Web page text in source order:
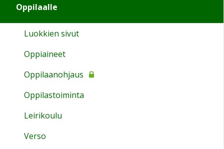
Oppilaalle
Luokkien sivut
Oppiaineet
Oppilaanohjaus
Oppilastoiminta
Leirikoulu
Verso